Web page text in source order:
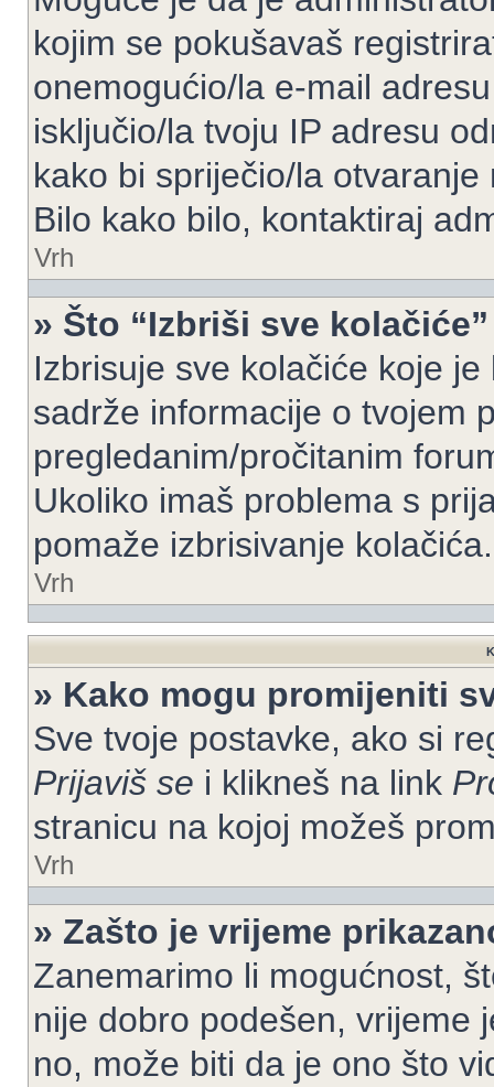
kojim se pokušavaš
onemogućio/la e-mail
isključio/la tvoju IP adresu
kako bi spriječio/la
Bilo kako bilo, kontaktiraj
Vrh
» Što “Izbriši sve
Izbrisuje sve kolačiće koje
sadrže informacije o tvojem
pregledanim/pročitanim
Ukoliko imaš problema s
pomaže izbrisivanje kolačića.
Vrh
» Kako mogu promijeniti
Sve tvoje postavke, ako si
Prijaviš se i klikneš na link
stranicu na kojoj možeš
Vrh
» Zašto je vrijeme
Zanemarimo li mogućnost,
nije dobro podešen, vrijeme
no, može biti da je ono što